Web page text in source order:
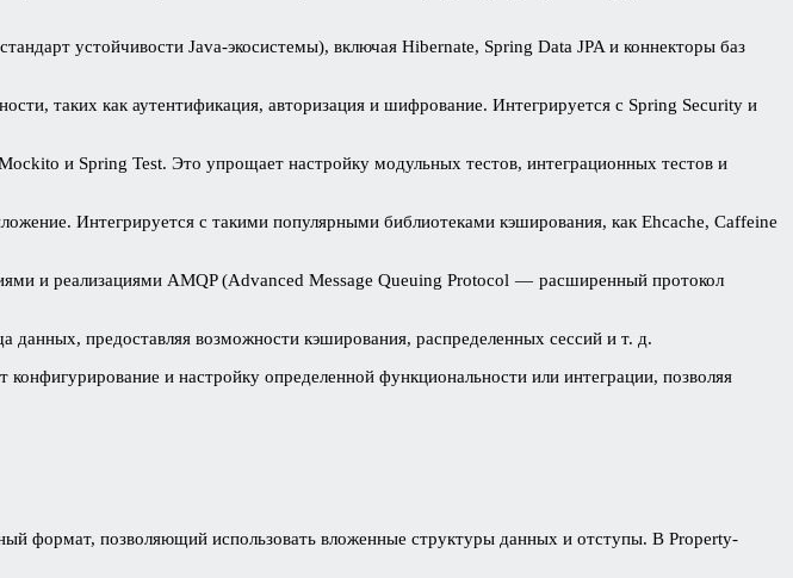
устойчивости Java-экосистемы), включая Hibernate, Spring Data JPA и коннекторы баз
таких как аутентификация, авторизация и шифрование. Интегрируется с Spring Security и
и Spring Test. Это упрощает настройку модульных тестов, интеграционных тестов и
Интегрируется с такими популярными библиотеками кэширования, как Ehcache, Caffeine
и реализациями AMQP (Advanced Message Queuing Protocol — расширенный протокол
данных, предоставляя возможности кэширования, распределенных сессий и т. д.
и настройку определенной функциональности или интеграции, позволяя
формат, позволяющий использовать вложенные структуры данных и отступы. В Property-